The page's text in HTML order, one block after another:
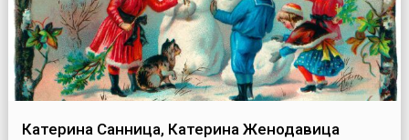
Катерина Санница, Катерина Женодавица